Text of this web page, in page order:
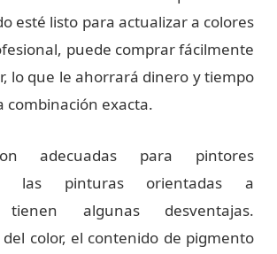
esté listo para actualizar a colores
puede comprar fácilmente
lo que le ahorrará dinero y tiempo
combinación exacta.
adecuadas para pintores
las pinturas orientadas a
tienen algunas desventajas.
color, el contenido de pigmento